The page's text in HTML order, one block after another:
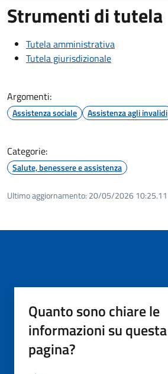
Strumenti di tutela
Tutela amministrativa
Tutela giurisdizionale
Argomenti:
Assistenza sociale Assistenza agli invalidi
Categorie:
Salute, benessere e assistenza
Ultimo aggiornamento: 20/05/2026 10:25.11
Quanto sono chiare le
informazioni su questa
pagina?